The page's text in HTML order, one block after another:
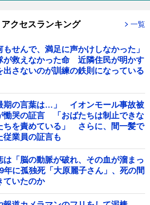
アクセスランキング 一覧
もせんで、満足に声かけしなかった」
が救えなかった命 近隣住民が明かす
出さないのが訓練の鉄則になっている
期の言葉は…」 イオンモール事故被
慟哭の証言 「おばたちは制止できな
ちを責めている」 さらに、間一髪で
従業員の証言も
は「脳の動脈が破れ、その血が溜まっ
に孤独死「大原麗子さん」、死の間
ていたのか